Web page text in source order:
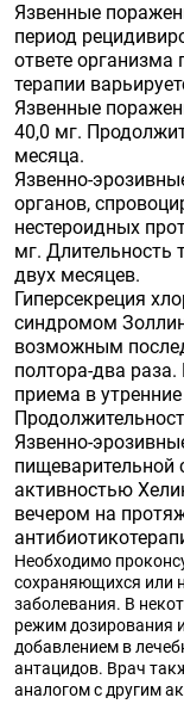
Язвенные
период
ответе организма
терапии
Язвенные
40,0 мг.
месяца.
Язвенно-
органов,
нестероидных
мг. Длительность
двух месяцев.
Гиперсекреция
синдромом
возможным
полтора-два
приема в
Язвенно-
активностью
вечером на
Необходимо
сохраняющихся или
заболевания. В
режим дозирования
добавлением в
антацидов. Врач
аналогом с другим